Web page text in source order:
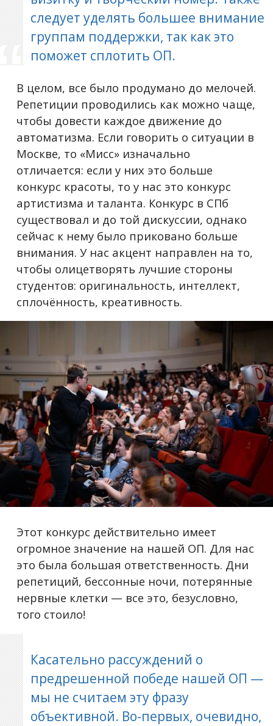
следует уделять большее внимание
группам поддержки, так как это
поможет сплотить ОП.
В целом, все было продумано до мелочей.
Репетиции проводились как можно чаще,
чтобы довести каждое движение до
автоматизма. Если говорить о ситуации в
Москве, то «Мисс» изначально
отличается: если у них это больше
конкурс красоты, то у нас это конкурс
артистизма и таланта. Конкурс в СПб
существовал и до той дискуссии, однако
сейчас к нему было приковано больше
внимания. У нас акцент направлен на то,
чтобы олицетворять лучшие стороны
студентов: оригинальность, интеллект,
сплочённость, креативность.
Этот конкурс действительно имеет
огромное значение на нашей ОП. Для нас
это была большая ответственность. Дни
репетиций, бессонные ночи, потерянные
нервные клетки — все это, безусловно,
того стоило!
Касательно рассуждений о
предрешенной победе нашей ОП —
мы не считаем эту фразу
объективной. Во-первых, очевидно,